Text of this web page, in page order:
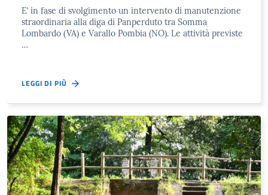
E’ in fase di svolgimento un intervento di manutenzione
straordinaria alla diga di Panperduto tra Somma
Lombardo (VA) e Varallo Pombia (NO). Le attività previste
…
LEGGI DI PIÙ